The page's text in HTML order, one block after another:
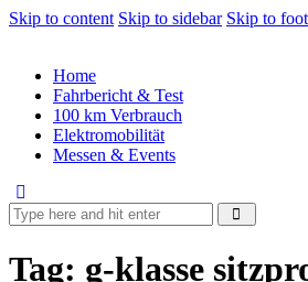
Skip to content Skip to sidebar Skip to
Home
Fahrbericht & Test
100 km Verbrauch
Elektromobilität
Messen & Events
Tag: g-klasse